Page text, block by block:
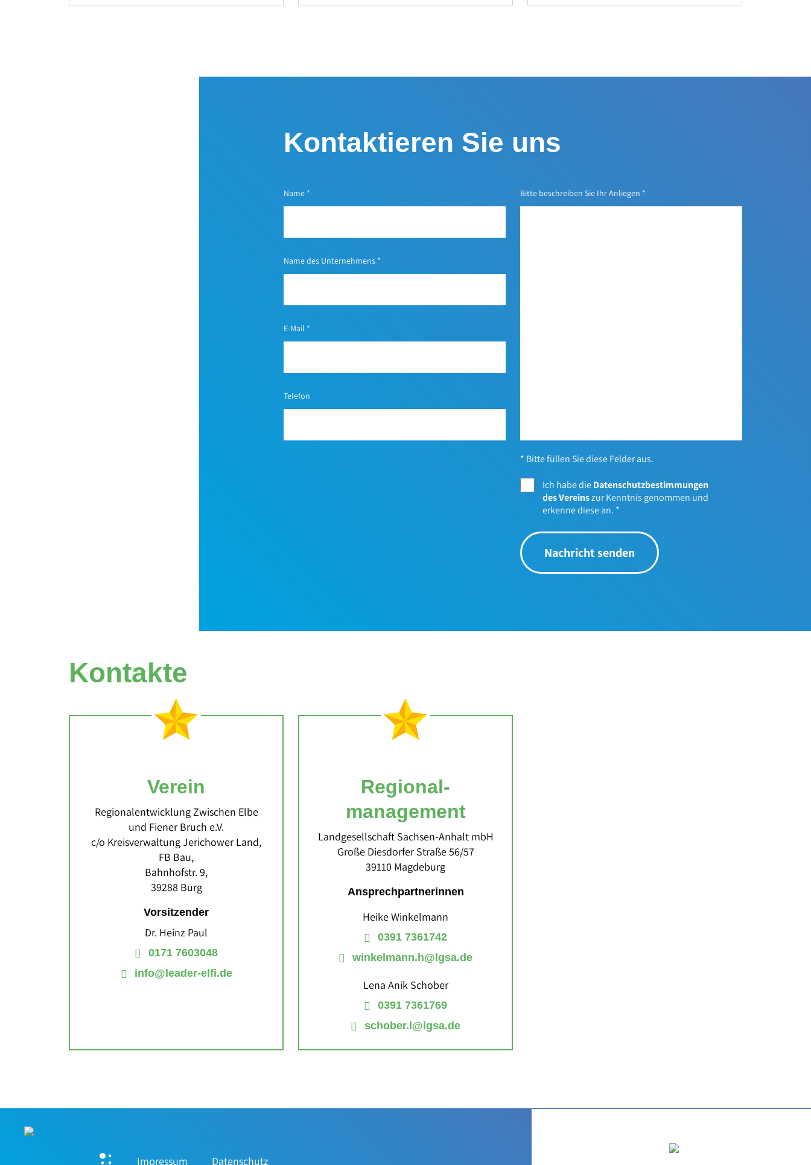
Kontaktieren Sie uns
Name *
Name des Unternehmens *
E-Mail *
Telefon
Bitte beschreiben Sie Ihr Anliegen *
* Bitte füllen Sie diese Felder aus.
Ich habe dieDatenschutzbestimmungen
des Vereinszur Kenntnis genommen und
erkenne diese an. *
Nachricht senden
Kontakte
Verein
Regionalentwicklung Zwischen Elbe
und Fiener Bruch e.V.
c/o Kreisverwaltung Jerichower Land,
FB Bau,
Bahnhofstr. 9,
39288 Burg
Vorsitzender
Dr. Heinz Paul
0171 7603048
info@leader-elfi.de
Regional­
management
Landgesellschaft Sachsen‐Anhalt mbH
Große Diesdorfer Straße 56/57
39110 Magdeburg
Ansprechpartnerinnen
Heike Winkelmann
0391 7361742
winkelmann.h@lgsa.de
Lena Anik Schober
0391 7361769
schober.l@lgsa.de
Impressum Datenschutz